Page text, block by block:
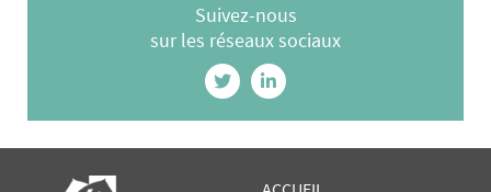
Suivez-nous
sur les réseaux sociaux